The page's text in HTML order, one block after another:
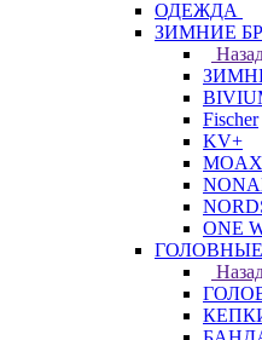
ОДЕЖДА
ЗИМНИЕ
Fischer
KV+
MOAX
ONE